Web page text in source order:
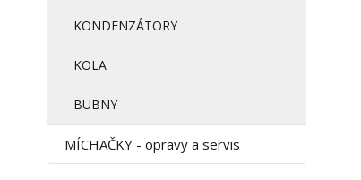
KONDENZÁTORY
KOLA
BUBNY
MÍCHAČKY - opravy a servis